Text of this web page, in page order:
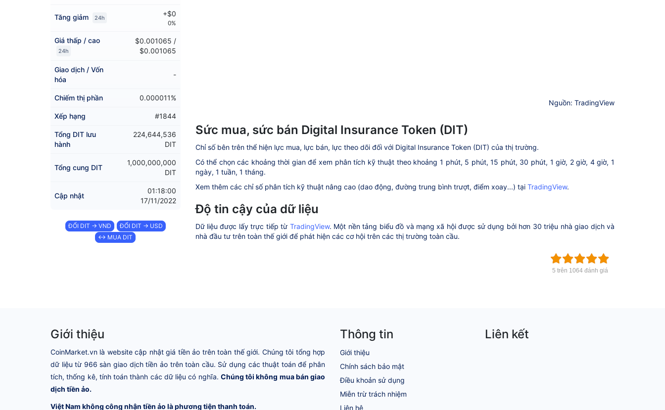
Tăng giảm 24h +$0
0%
Giá thấp / cao
24h
$0.001065 /
$0.001065
Giao dịch / Vốn
hóa
-
Chiếm thị phần 0.000011%
Xếp hạng #1844
Tổng DIT lưu
hành
224,644,536
DIT
Tổng cung DIT
1,000,000,000
DIT
Cập nhật
01:18:00
17/11/2022
ĐỔI DIT → VND
ĐỔI DIT → USD
↔ MUA DIT
Nguồn: TradingView
Sức mua, sức bán Digital Insurance Token (DIT)
Chỉ số bên trên thể hiện lực mua, lực bán, lực theo dõi đối với Digital Insurance Token (DIT) của thị trường.
Có thể chọn các khoảng thời gian để xem phân tích kỹ thuật theo khoảng 1 phút, 5 phút, 15 phút, 30 phút, 1 giờ, 2 giờ, 4 giờ, 1
ngày, 1 tuần, 1 tháng.
Xem thêm các chỉ số phân tích kỹ thuật nâng cao (dao động, đường trung bình trượt, điểm xoay...) tại TradingView.
Độ tin cậy của dữ liệu
Dữ liệu được lấy trực tiếp từ TradingView. Một nền tảng biểu đồ và mạng xã hội được sử dụng bởi hơn 30 triệu nhà giao dịch và
nhà đầu tư trên toàn thế giới để phát hiện các cơ hội trên các thị trường toàn cầu.
5 trên 1064 đánh giá
Giới thiệu
CoinMarket.vn là website cập nhật giá tiền ảo trên toàn thế giới. Chúng tôi tổng hợp
dữ liệu từ 966 sàn giao dịch tiền ảo trên toàn cầu. Sử dụng các thuật toán để phân
tích, thống kê, tính toán thành các dữ liệu có nghĩa. Chúng tôi không mua bán giao
dịch tiền ảo.
Việt Nam không công nhận tiền ảo là phương tiện thanh toán.
Thông tin
Giới thiệu
Chính sách bảo mật
Điều khoản sử dụng
Miễn trừ trách nhiệm
Liên hệ
Liên kết